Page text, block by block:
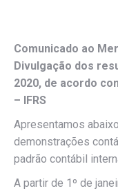
Comunicado ao
Divulgação dos
2020, de acordo
– IFRS
Apresentamos
demonstrações
padrão contábil
A partir de 1º de